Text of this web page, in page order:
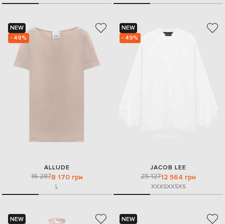
NEW
- 49%
ALLUDE
16 2878 170 грн
L
NEW
- 49%
JACOB LEE
25 12712 564 грн
XXXSXXSXS
NEW
NEW